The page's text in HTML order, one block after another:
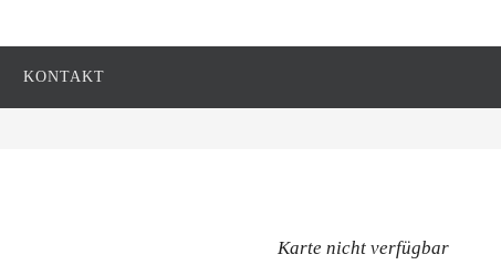
KONTAKT
Karte nicht verfügbar